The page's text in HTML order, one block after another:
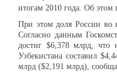
итогам 2010 года. Об этом
При этом доля России во
Согласно данным
достиг $6,378 млрд,
Узбекистана составил
млрд ($2,191 млрд),